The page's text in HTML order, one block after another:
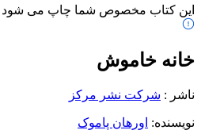
این کتاب مخصوص شما چاپ می شود
خانه خاموش
ناشر : شرکت نشر مرکز
نویسنده: اورهان پاموک